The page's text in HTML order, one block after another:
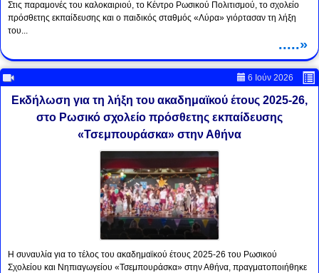
Στις παραμονές του καλοκαιριού, το Κέντρο Ρωσικού Πολιτισμού, το σχολείο
πρόσθετης εκπαίδευσης και ο παιδικός σταθμός «Λύρα» γιόρτασαν τη λήξη
του...
.....»
6 Ιούν 2026
Εκδήλωση για τη λήξη του ακαδημαϊκού έτους 2025-26,
στο Ρωσικό σχολείο πρόσθετης εκπαίδευσης
«Τσεμπουράσκα» στην Αθήνα
Η συναυλία για το τέλος του ακαδημαϊκού έτους 2025-26 του Ρωσικού
Σχολείου και Νηπιαγωγείου «Τσεμπουράσκα» στην Αθήνα, πραγματοποιήθηκε